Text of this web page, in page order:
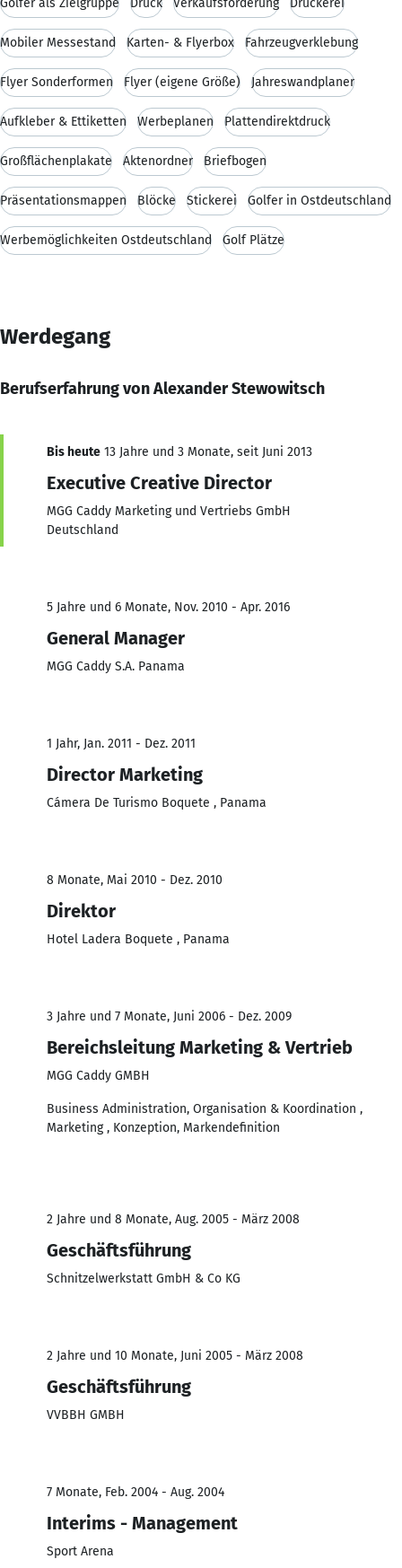
Mobiler Messestand Karten- & Flyerbox Fahrzeugverklebung
Flyer Sonderformen Flyer (eigene Größe) Jahreswandplaner
Aufkleber & Ettiketten Werbeplanen Plattendirektdruck
Großflächenplakate Aktenordner Briefbogen
Präsentationsmappen Blöcke Stickerei Golfer in Ostdeutschland
Werbemöglichkeiten Ostdeutschland Golf Plätze
Werdegang
Berufserfahrung von Alexander Stewowitsch
Bis heute 13 Jahre und 3 Monate, seit Juni 2013
Executive Creative Director
MGG Caddy Marketing und Vertriebs GmbH
Deutschland
5 Jahre und 6 Monate, Nov. 2010 - Apr. 2016
General Manager
MGG Caddy S.A. Panama
1 Jahr, Jan. 2011 - Dez. 2011
Director Marketing
Cámera De Turismo Boquete , Panama
8 Monate, Mai 2010 - Dez. 2010
Direktor
Hotel Ladera Boquete , Panama
3 Jahre und 7 Monate, Juni 2006 - Dez. 2009
Bereichsleitung Marketing & Vertrieb
MGG Caddy GMBH
Business Administration, Organisation & Koordination ,
Marketing , Konzeption, Markendefinition
2 Jahre und 8 Monate, Aug. 2005 - März 2008
Geschäftsführung
Schnitzelwerkstatt GmbH & Co KG
2 Jahre und 10 Monate, Juni 2005 - März 2008
Geschäftsführung
VVBBH GMBH
7 Monate, Feb. 2004 - Aug. 2004
Interims - Management
Sport Arena